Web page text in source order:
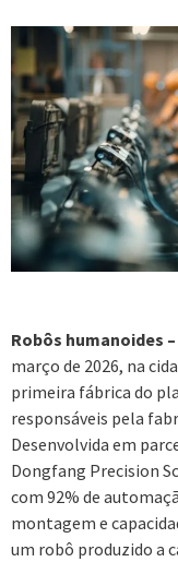
Robôs humanoides –
março de 2026, na
primeira fábrica do
responsáveis pela
Desenvolvida em
Dongfang Precision
com 92% de
montagem e
um robô produzido a